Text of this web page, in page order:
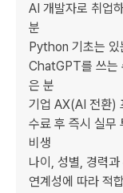
AI 개발자로 취업
분
Python 기초는 있
ChatGPT를 쓰는
은 분
기업 AX(AI 전환)
수료 후 즉시 실무
비생
나이, 성별, 경력
연계성에 따라 적